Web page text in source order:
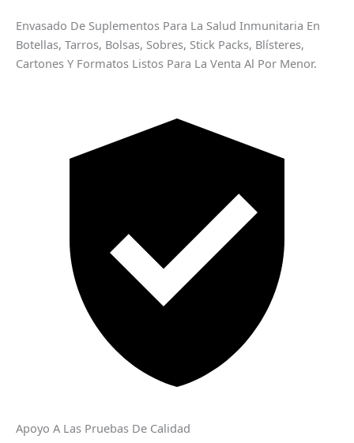
Envasado De Suplementos Para La Salud Inmunitaria En
Botellas, Tarros, Bolsas, Sobres, Stick Packs, Blísteres,
Cartones Y Formatos Listos Para La Venta Al Por Menor.
Apoyo A Las Pruebas De Calidad